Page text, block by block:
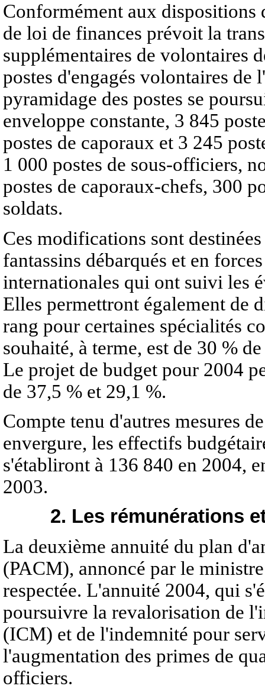
Conformément aux
de loi de finances prévoit la
supplémentaires de volontaires
postes d'engagés volontaires de
pyramidage des postes se
enveloppe constante, 3 845
postes de caporaux et 3 245
1 000 postes de sous-officiers,
postes de caporaux-chefs, 300
soldats.
Ces modifications sont
fantassins débarqués et en
internationales qui ont suivi les
Elles permettront également de
rang pour certaines spécialités
souhaité, à terme, est de 30 %
Le projet de budget pour 2004
de 37,5 % et 29,1 %.
Compte tenu d'autres mesures
envergure, les effectifs
s'établiront à 136 840 en 2004,
2003.
2. Les rémunérations
La deuxième annuité du plan
(PACM), annoncé par le
respectée. L'annuité 2004, qui
poursuivre la revalorisation de
(ICM) et de l'indemnité pour
l'augmentation des primes de
officiers.